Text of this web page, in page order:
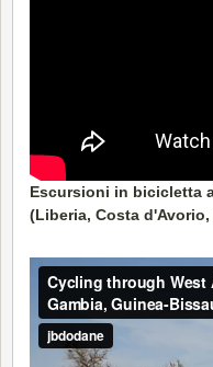
Escursioni in bicicletta
(Liberia, Costa